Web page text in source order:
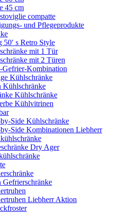
45 cm
compatte
und Pflegeprodukte
50′ s Retro Style
mit 1 Tür
mit 2 Türen
Kombination
Kühlschränke
Kühlschränke
Kühlschränke
Kühlvitrinen
Side Kühlschränke
Side Kombinationen Liebherr
Dry Ager
Gefrierschränke
Liebherr Aktion